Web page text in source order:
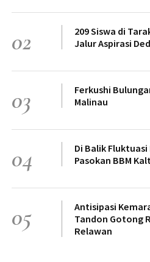
02
209 Siswa di
Jalur Aspirasi
03
Ferkushi
Malinau
04
Di Balik
Pasokan BBM
05
Antisipasi
Tandon Gotong
Relawan